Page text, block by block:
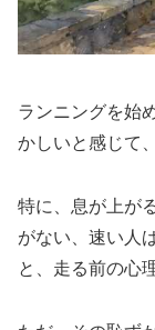
ランニングを始
かしいと感じて
特に、息が上が
がない、速い人
と、走る前の心